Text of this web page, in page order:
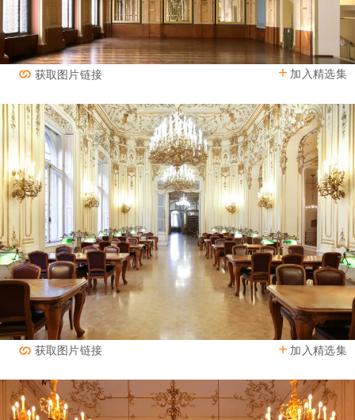
加入精选集
获取图片链接
加入精选集
获取图片链接